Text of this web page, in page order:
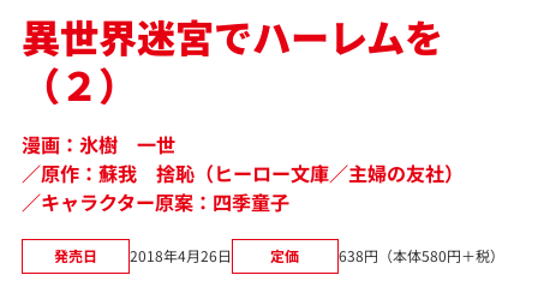
異世界迷宮でハーレムを
（２）
漫画：氷樹 一世
原作：蘇我 捨恥（ヒーロー文庫／主婦の友社）
キャラクター原案：四季童子
発売日 2018年4月26日 定価 638円（本体580円＋税）